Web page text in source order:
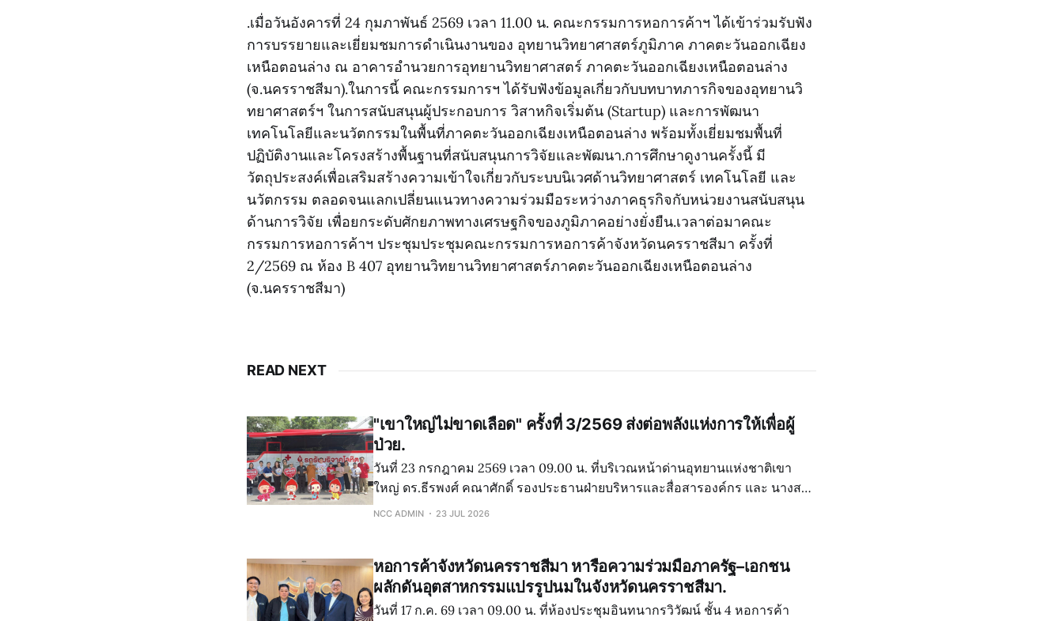
.เมื่อวันอังคารที่ 24 กุมภาพันธ์ 2569 เวลา 11.00 น. คณะกรรมการหอการค้าฯ ได้เข้าร่วมรับฟัง
การบรรยายและเยี่ยมชมการดำเนินงานของ อุทยานวิทยาศาสตร์ภูมิภาค ภาคตะวันออกเฉียง
เหนือตอนล่าง ณ อาคารอำนวยการอุทยานวิทยาศาสตร์ ภาคตะวันออกเฉียงเหนือตอนล่าง
(จ.นครราชสีมา).ในการนี้ คณะกรรมการฯ ได้รับฟังข้อมูลเกี่ยวกับบทบาทภารกิจของอุทยานวิ
ทยาศาสตร์ฯ ในการสนับสนุนผู้ประกอบการ วิสาหกิจเริ่มต้น (Startup) และการพัฒนา
เทคโนโลยีและนวัตกรรมในพื้นที่ภาคตะวันออกเฉียงเหนือตอนล่าง พร้อมทั้งเยี่ยมชมพื้นที่
ปฏิบัติงานและโครงสร้างพื้นฐานที่สนับสนุนการวิจัยและพัฒนา.การศึกษาดูงานครั้งนี้ มี
วัตถุประสงค์เพื่อเสริมสร้างความเข้าใจเกี่ยวกับระบบนิเวศด้านวิทยาศาสตร์ เทคโนโลยี และ
นวัตกรรม ตลอดจนแลกเปลี่ยนแนวทางความร่วมมือระหว่างภาคธุรกิจกับหน่วยงานสนับสนุน
ด้านการวิจัย เพื่อยกระดับศักยภาพทางเศรษฐกิจของภูมิภาคอย่างยั่งยืน.เวลาต่อมาคณะ
กรรมการหอการค้าฯ ประชุมประชุมคณะกรรมการหอการค้าจังหวัดนครราชสีมา ครั้งที่
2/2569 ณ ห้อง B 407 อุทยานวิทยานวิทยาศาสตร์ภาคตะวันออกเฉียงเหนือตอนล่าง
(จ.นครราชสีมา)
READ NEXT
"เขาใหญ่ไม่ขาดเลือด" ครั้งที่ 3/2569 ส่งต่อพลังแห่งการให้เพื่อผู้
ป่วย.
วันที่ 23 กรกฎาคม 2569 เวลา 09.00 น. ที่บริเวณหน้าด่านอุทยานแห่งชาติเขา
ใหญ่ ดร.ธีรพงศ์ คณาศักดิ์ รองประธานฝ่ายบริหารและสื่อสารองค์กร และ นางสาว
ภัทรียา รัตนศิริมณีเวทย์ กรรมการฝ่ายกิจกรรมภาคเอกชน หอการค้าจังหวัด
NCC ADMIN 23 JUL 2026
หอการค้าจังหวัดนครราชสีมา หารือความร่วมมือภาครัฐ–เอกชน
ผลักดันอุตสาหกรรมแปรรูปนมในจังหวัดนครราชสีมา.
วันที่ 17 ก.ค. 69 เวลา 09.00 น. ที่ห้องประชุมอินทนากรวิวัฒน์ ชั้น 4 หอการค้า